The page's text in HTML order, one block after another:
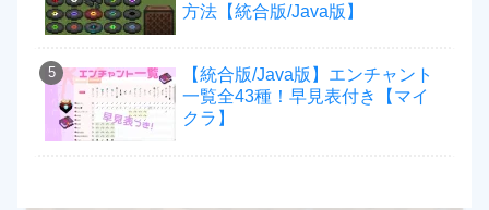
方法【統合版/Java版】
【統合版/Java版】エンチャント
一覧全43種！早見表付き【マイ
クラ】